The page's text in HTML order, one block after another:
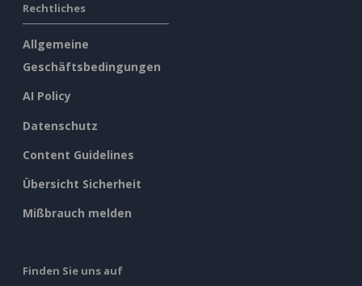
Rechtliches
Allgemeine
Geschäftsbedingungen
AI Policy
Datenschutz
Content Guidelines
Übersicht Sicherheit
Mißbrauch melden
Finden Sie uns auf